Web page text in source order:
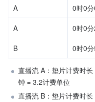
A 0时0
A 0时0
B 0时0
直播流 A：垫片计费时
钟 = 3.2计费单位
直播流 B：垫片计费时